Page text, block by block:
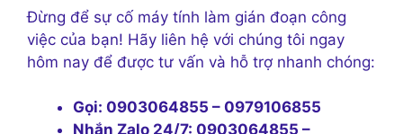
Đừng để sự cố máy tính làm gián đoạn công
việc của bạn! Hãy liên hệ với chúng tôi ngay
hôm nay để được tư vấn và hỗ trợ nhanh chóng:
Gọi: 0903064855 – 0979106855
Nhắn Zalo 24/7: 0903064855 –